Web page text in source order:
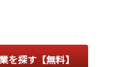
を探す【無料】